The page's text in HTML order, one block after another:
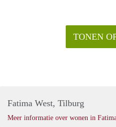
TONEN
Fatima West, Tilburg
Meer informatie over wonen in